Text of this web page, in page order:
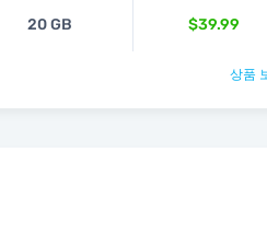
20 GB $39.99
상품